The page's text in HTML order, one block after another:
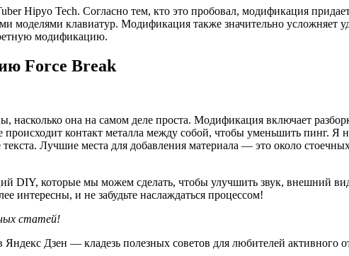
Hipyo Tech. Согласно тем, кто это пробовал, модификация
моделями клавиатур. Модификация также значительно усложняет
модификацию.
Force Break
она на самом деле проста. Модификация включает
контакт металла между собой, чтобы уменьшить пинг. Я
Лучшие места для добавления материала — это около
DIY, которые мы можем сделать, чтобы улучшить звук, внешний
интересны, и не забудьте наслаждаться процессом!
статей!
Яндекс Дзен — кладезь полезных советов для любителей активного